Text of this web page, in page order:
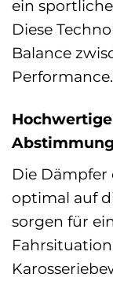
ein
Diese
Balance
Performance.
Abstimmung
Die Dämpfer
optimal auf
sorgen für